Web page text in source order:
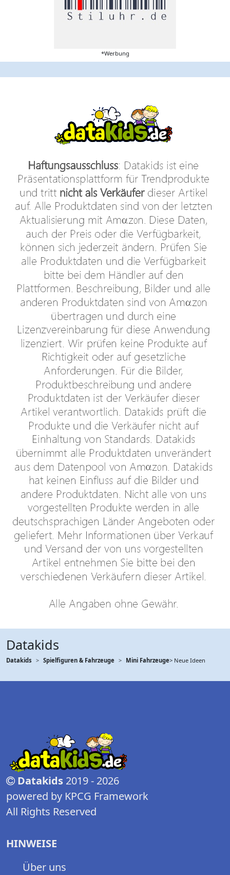
*Werbung
Datakids
Datakids Spielfiguren & Fahrzeuge Mini Fahrzeuge> Neue Ideen
Datakids 2019 - 2026
powered by KPCG Framework
All Rights Reserved
HINWEISE
Über uns